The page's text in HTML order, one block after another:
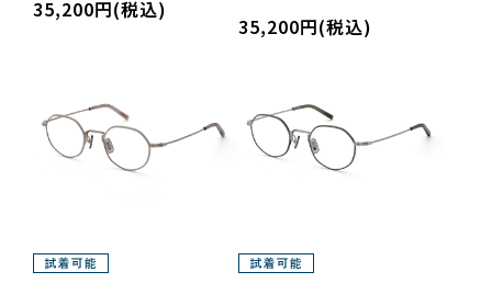
35,200円(税込)
35,200円(税込)